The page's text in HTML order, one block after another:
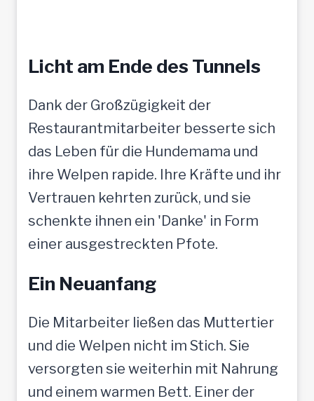
Licht am Ende des Tunnels
Dank der Großzügigkeit der
Restaurantmitarbeiter besserte sich
das Leben für die Hundemama und
ihre Welpen rapide. Ihre Kräfte und ihr
Vertrauen kehrten zurück, und sie
schenkte ihnen ein 'Danke' in Form
einer ausgestreckten Pfote.
Ein Neuanfang
Die Mitarbeiter ließen das Muttertier
und die Welpen nicht im Stich. Sie
versorgten sie weiterhin mit Nahrung
und einem warmen Bett. Einer der